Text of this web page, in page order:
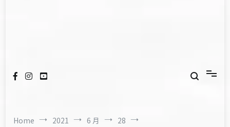
Home 2021 6 月
28